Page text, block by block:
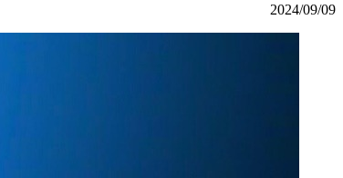
2024/09/09